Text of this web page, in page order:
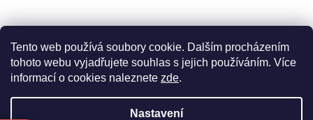
Tento web používá soubory cookie. Dalším procházením
tohoto webu vyjadřujete souhlas s jejich používáním. Více
informací o cookies naleznete zde.
Nastavení
Facebook
Vytvořil Shoptet